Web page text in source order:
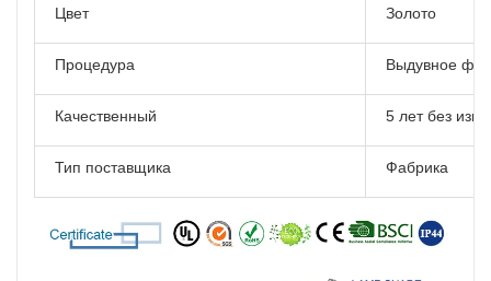
Цвет Золото
Процедура Выдувное
Качественный 5 лет без
Тип поставщика Фабрика